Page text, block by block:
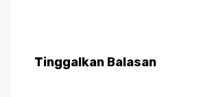
Tinggalkan Balasan